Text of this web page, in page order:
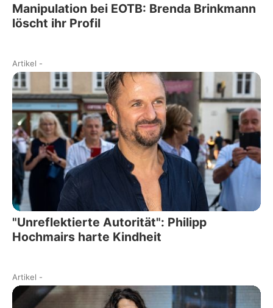
Manipulation bei EOTB: Brenda Brinkmann
löscht ihr Profil
Artikel -
"Unreflektierte Autorität": Philipp
Hochmairs harte Kindheit
Artikel -